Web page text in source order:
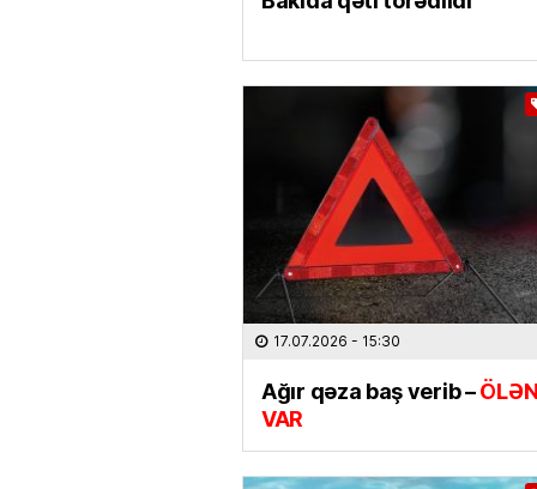
17.07.2026 - 15:30
Ağır qəza baş verib –
VAR